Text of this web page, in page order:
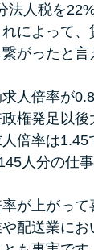
法人税を
によって
がったと言
人倍率が
権発足以後
倍率は1.45
人分の仕
が上がっ
配送業にお